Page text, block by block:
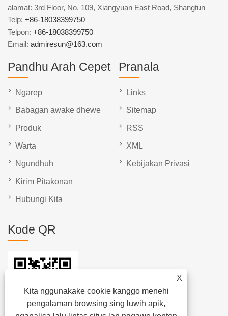
X
Kita nggunakake cookie kanggo menehi
pengalaman browsing sing luwih apik,
alamat: 3rd Floor, No. 109, Xiangyuan East Road, Shangtun
Telp: +86-18038399750
Telpon: +86-18038399750
Email: admiresun@163.com
Pandhu Arah Cepet
Ngarep
Babagan awake dhewe
Produk
Warta
Ngundhuh
Kirim Pitakonan
Hubungi Kita
Pranala
Links
Sitemap
RSS
XML
Kebijakan Privasi
Kode QR